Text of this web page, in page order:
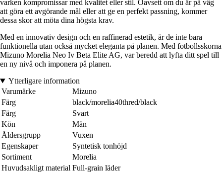
varken kompromissar med kvalitet eller stil. Oavsett om du är på väg
att göra ett avgörande mål eller att ge en perfekt passning, kommer
dessa skor att möta dina högsta krav.
Med en innovativ design och en raffinerad estetik, är de inte bara
funktionella utan också mycket eleganta på planen. Med fotbollsskorna
Mizuno Morelia Neo Iv Beta Elite AG, var beredd att lyfta ditt spel till
en ny nivå och imponera på planen.
Ytterligare information
Varumärke
Mizuno
Färg
black/morelia40thred/black
Färg
Svart
Kön
Män
Åldersgrupp
Vuxen
Egenskaper
Syntetisk tonhöjd
Sortiment
Morelia
Huvudsakligt material Full-grain läder